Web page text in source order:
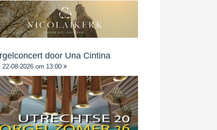
door Una Cintina
22-08-2026 om 13:00